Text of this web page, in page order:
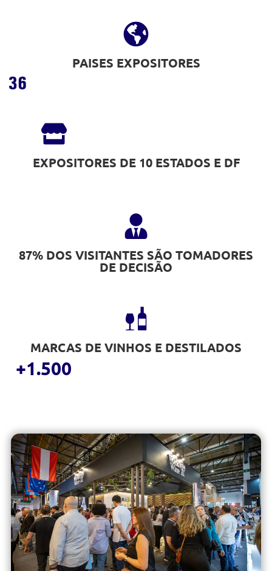
PAISES EXPOSITORES
36
EXPOSITORES DE 10 ESTADOS E DF
87% DOS VISITANTES SÃO TOMADORES
DE DECISÃO
MARCAS DE VINHOS E DESTILADOS
+1.500